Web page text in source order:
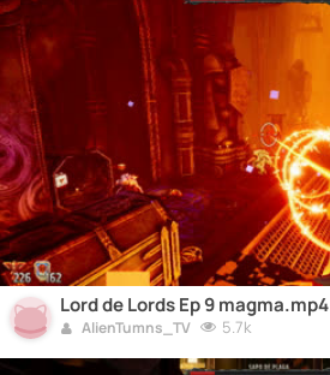
Lord de Lords Ep 9 magma.mp4
AlienTumns_TV 5.7k